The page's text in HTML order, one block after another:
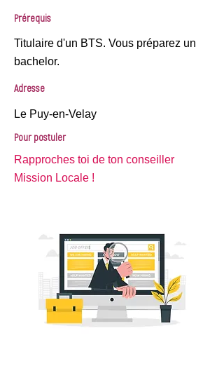
Prérequis
Titulaire d'un BTS. Vous préparez un
bachelor.
Adresse
Le Puy-en-Velay
Pour postuler
Rapproches toi de ton conseiller
Mission Locale !